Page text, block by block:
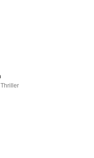
,Thriller